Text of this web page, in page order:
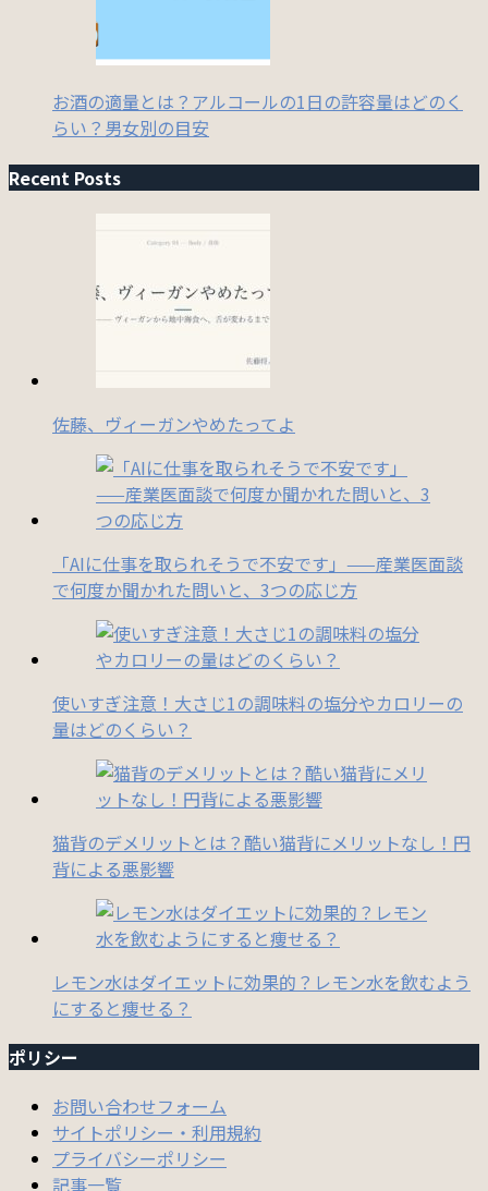
お酒の適量とは？アルコールの1日の許容量はどのく
らい？男女別の目安
Recent Posts
佐藤、ヴィーガンやめたってよ
「AIに仕事を取られそうで不安です」——産業医面談
で何度か聞かれた問いと、3つの応じ方
使いすぎ注意！大さじ1の調味料の塩分やカロリーの
量はどのくらい？
猫背のデメリットとは？酷い猫背にメリットなし！円
背による悪影響
レモン水はダイエットに効果的？レモン水を飲むよう
にすると痩せる？
ポリシー
お問い合わせフォーム
サイトポリシー・利用規約
プライバシーポリシー
記事一覧